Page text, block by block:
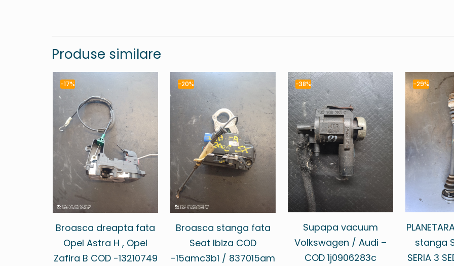
Produse similare
-17%
Broasca dreapta fata
Opel Astra H , Opel
Zafira B COD -13210749
-20%
Broasca stanga fata
Seat Ibiza COD
-15amc3b1 / 837015am
-38%
Supapa vacuum
Volkswagen / Audi –
COD 1j0906283c
-29%
stanga
SERIA 3